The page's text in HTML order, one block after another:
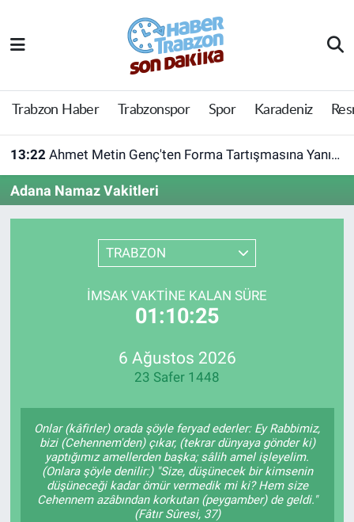
Trabzon Haber Trabzonspor Spor Karadeniz
13:22 Ahmet Metin Genç'ten Forma Tartışmasına Yanıt! Belediyeden Açıklama Geldi
Adana Namaz Vakitleri
TRABZON
İMSAK VAKTINE KALAN SÜRE
01:10:25
6 Ağustos 2026
23 Safer 1448
Onlar (kâfirler) orada şöyle feryad ederler: Ey Rabbimiz,
bizi (Cehennem'den) çıkar, (tekrar dünyaya gönder ki)
yaptığımız amellerden başka; sâlih amel işleyelim.
(Onlara şöyle denilir:) "Size, düşünecek bir kimsenin
düşüneceği kadar ömür vermedik mi ki? Hem size
Cehennem azâbından korkutan (peygamber) de geldi."
(Fâtır Sûresi, 37)
Trabzon Haber
Trabzonspor
Karadeniz
Resmi Reklam
Perde Arkası
Trabzon Nöbetçi Eczaneler
Trabzon Hava Durumu
Trabzon Trafik Yoğunluk Haritası
Süper Lig Puan Durumu ve Fikstür
Tüm Manşetler
Son Dakika Haberleri